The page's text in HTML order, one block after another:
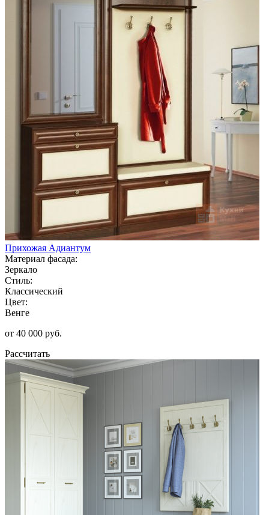
Прихожая Адиантум
Материал фасада:
Зеркало
Стиль:
Классический
Цвет:
Венге
от 40 000 руб.
Рассчитать